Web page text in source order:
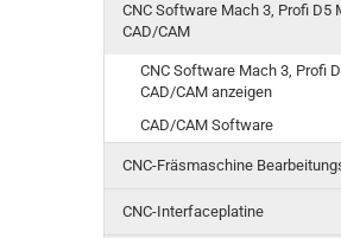
CNC Software Mach 3, Profi D5
CAD/CAM
CNC Software Mach 3, Profi
CAD/CAM anzeigen
CAD/CAM Software
CNC-Fräsmaschine
CNC-Interfaceplatine